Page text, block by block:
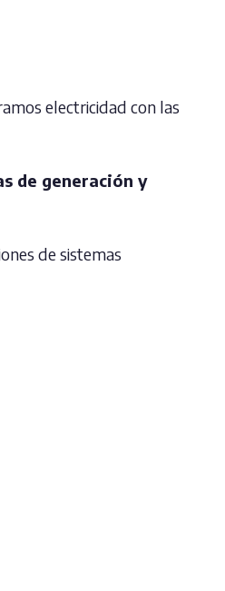
electricidad con las
de generación y
de sistemas